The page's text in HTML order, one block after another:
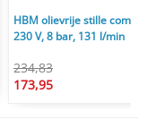
HBM olievrije stille
230 V, 8 bar, 131 l/min
234,83
173,95